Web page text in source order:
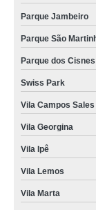
Parque Jambeiro
Parque São
Parque dos Cisnes
Swiss Park
Vila Campos Sales
Vila Georgina
Vila Ipê
Vila Lemos
Vila Marta